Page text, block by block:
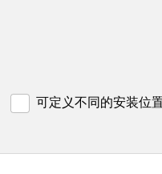
可定义不同的安装位